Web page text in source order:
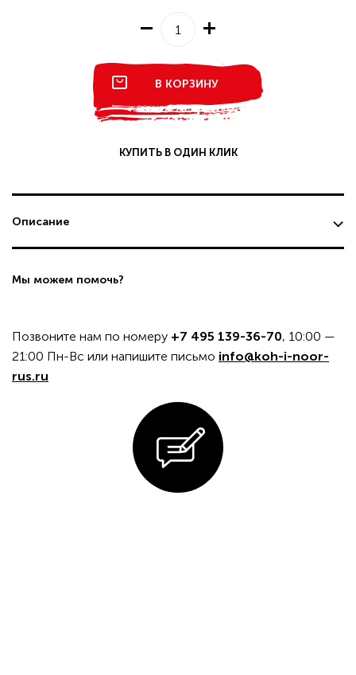
В КОРЗИНУ
КУПИТЬ В ОДИН КЛИК
Описание
Мы можем помочь?
Позвоните нам по номеру +7 495 139-36-70, 10:00 —
21:00 Пн-Вс или напишите письмо info@koh-i-noor-
rus.ru